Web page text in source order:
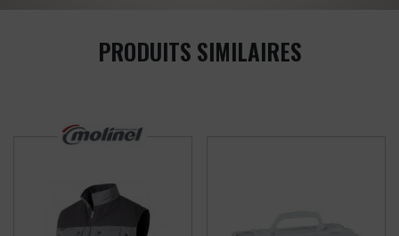
PRODUITS SIMILAIRES